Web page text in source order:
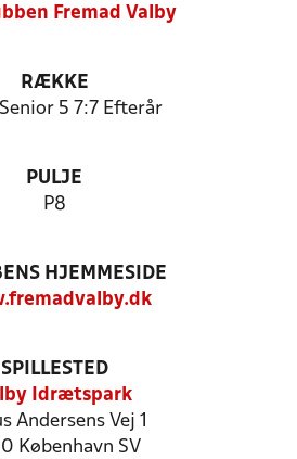
Fremad Valby
RÆKKE
5 7:7 Efterår
PULJE
P8
HJEMMESIDE
SPILLESTED
Idrætspark
Andersens Vej 1
København SV